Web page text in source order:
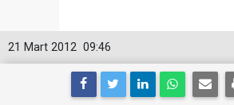
09:46
21 Mart 2012